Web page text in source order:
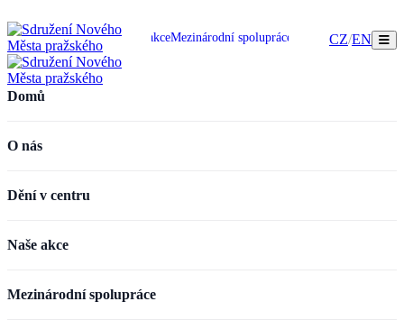
O násDění v centruNaše akceMezinárodní spolupráce Zapojte seParticipujte
CZ/EN
Domů
O nás
Dění v centru
Naše akce
Mezinárodní spolupráce